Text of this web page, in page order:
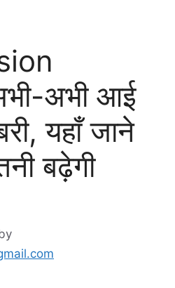
अभी आई
यहाँ जाने
बढ़ेगी